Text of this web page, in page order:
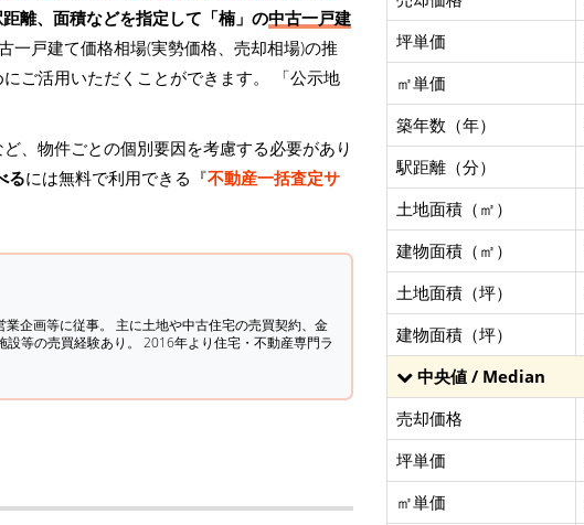
離、面積などを指定して「楠」の中古一戸建
一戸建て価格相場(実勢価格、売却相場)の推
ご活用いただくことができます。
「公示地
、物件ごとの個別要因を考慮する必要があり
るには無料で利用できる『不動産一括査定サ
企画等に従事。 主に土地や中古住宅の売買契約、金
設等の売買経験あり。 2016年より住宅・不動産専門ラ
坪単価
㎡単価
築年数（年）
駅距離（分）
土地面積（㎡）
建物面積（㎡）
土地面積（坪）
建物面積（坪）
中央値 / Median
売却価格
坪単価
㎡単価